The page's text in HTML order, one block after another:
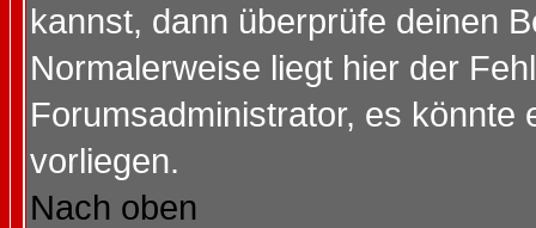
kannst, dann überprüfe deinen
Normalerweise liegt hier der
Forumsadministrator, es könnte
vorliegen.
Nach oben